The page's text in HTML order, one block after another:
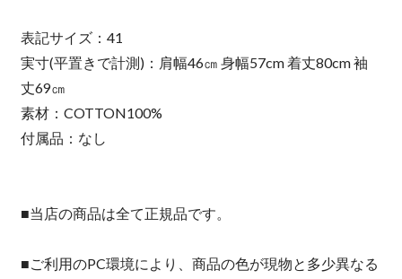
表記サイズ：41
実寸(平置きで計測)：肩幅46㎝ 身幅57cm 着丈80cm 袖
丈69㎝
素材：COTTON100%
付属品：なし
■当店の商品は全て正規品です。
■ご利用のPC環境により、商品の色が現物と多少異なる